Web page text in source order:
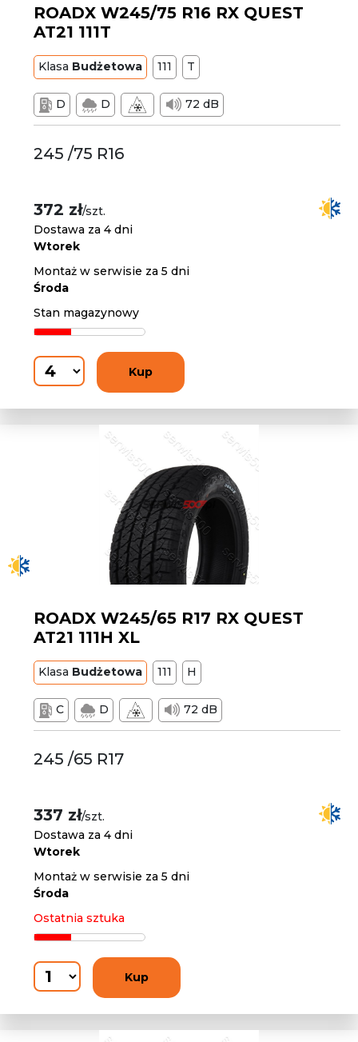
ROADX W245/75 R16 RX QUEST
AT21 111T
Klasa Budżetowa 111 T
D D 72 dB
245 /75 R16
372 zł/szt.
Dostawa za 4 dni
Wtorek
Montaż w serwisie za 5 dni
Środa
Stan magazynowy
Kup
ROADX W245/65 R17 RX QUEST
AT21 111H XL
Klasa Budżetowa 111 H
C D 72 dB
245 /65 R17
337 zł/szt.
Dostawa za 4 dni
Wtorek
Montaż w serwisie za 5 dni
Środa
Ostatnia sztuka
Kup